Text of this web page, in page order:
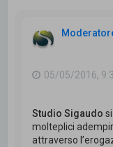
05/05/2016,
Studio Sigaudo
molteplici
attraverso